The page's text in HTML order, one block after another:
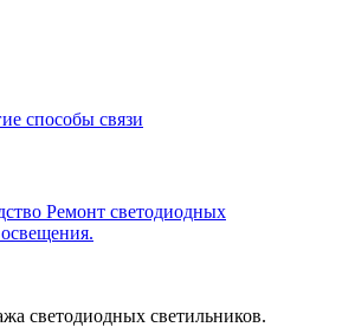
способы связи
Ремонт светодиодных
светодиодных светильников.